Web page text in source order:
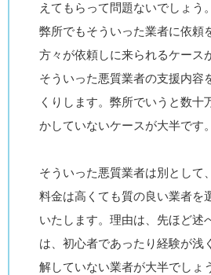
えてもらって問題ないでしょう。
弊所でもそういった業者に依頼
方々が依頼しに来られるケース
そういった悪質業者の支援内容
くりします。弊所でいうと数十
かしていないケースが大半です。
そういった悪質業者は別として
料金は高くても質の良い業者を
いたします。理由は、先ほど述
は、初心者であったり経験が浅
解していない業者が大半でしょ